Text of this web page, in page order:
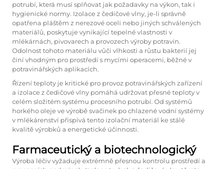
potrubí, která musí splňovat jak požadavky na výkon, tak i
hygienické normy. Izolace z čedičové vlny, je-li správně
opatřena pláštěm z nerezové oceli nebo jiných schválených
materiálů, poskytuje vynikající tepelné vlastnosti v
mlékárnách, pivovarech a provozech výroby potravin.
Odolnost tohoto materiálu vůči vlhkosti a růstu bakterií jej
činí vhodným pro prostředí s mycími operacemi, běžné v
potravinářských aplikacích.
Řízení teploty je kritické pro provoz potravinářských zařízení
a izolace z čedičové vlny pomáhá udržovat přesné teploty v
celém složitém systému procesního potrubí. Od systémů
horkého oleje ve výrobě svačinek po chlazené vodní systémy
v mlékárenství přispívá tento izolační materiál ke stálé
kvalitě výrobků a energetické účinnosti.
Farmaceutický a biotechnologický
Výroba léčiv vyžaduje extrémně přesnou kontrolu prostředí a